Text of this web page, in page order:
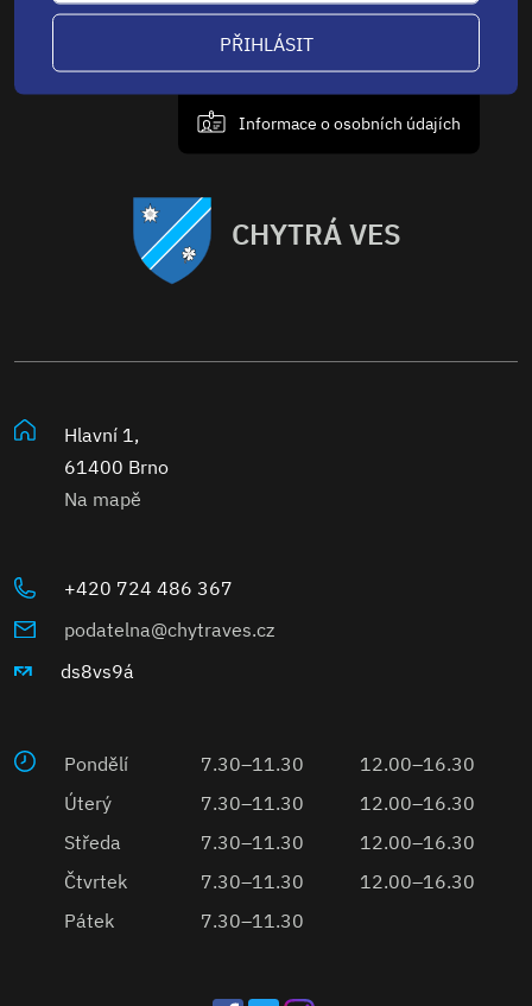
PŘIHLÁSIT
Informace o osobních údajích
CHYTRÁ VES
Hlavní 1,
61400 Brno
Na mapě
+420 724 486 367
podatelna@chytraves.cz
ds8vs9á
Pondělí 7.30–11.30
12.00–16.30
Úterý
7.30–11.30
12.00–16.30
Středa
7.30–11.30
12.00–16.30
Čtvrtek
7.30–11.30
12.00–16.30
Pátek
7.30–11.30